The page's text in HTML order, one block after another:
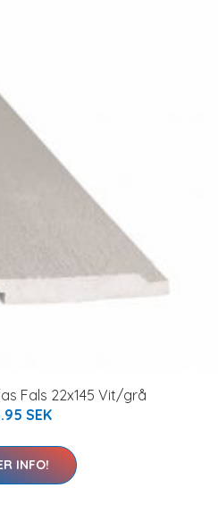
Fals 22x145 Vit/grå
SEK
INFO!